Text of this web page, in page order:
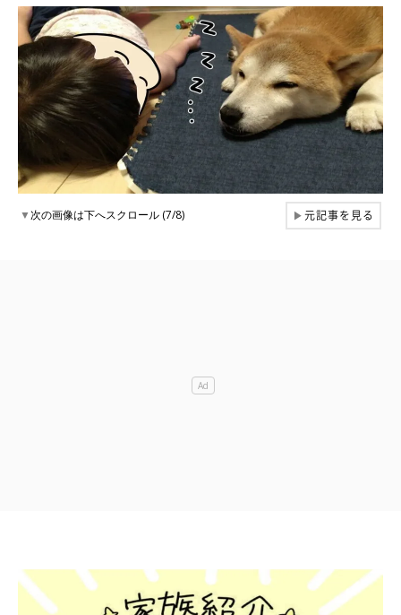
▼次の画像は下へスクロール (7/8) ▶元記事を見る